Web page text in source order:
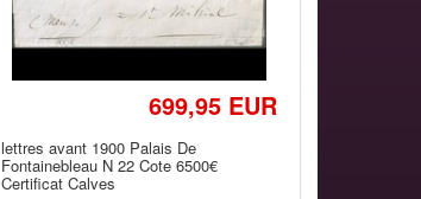
699,95 EUR
lettres avant 1900 Palais De
Fontainebleau N 22 Cote 6500€
Certificat Calves